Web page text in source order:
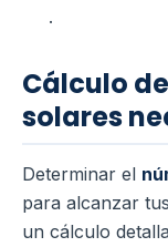
.
Cálculo
solares
Determinar el
para alcanzar
un cálculo